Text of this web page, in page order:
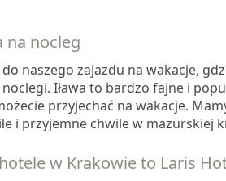
na nocleg
naszego zajazdu na wakacje,
Iława to bardzo fajne i
przyjechać na wakacje.
i przyjemne chwile w mazurskiej
w Krakowie to Laris